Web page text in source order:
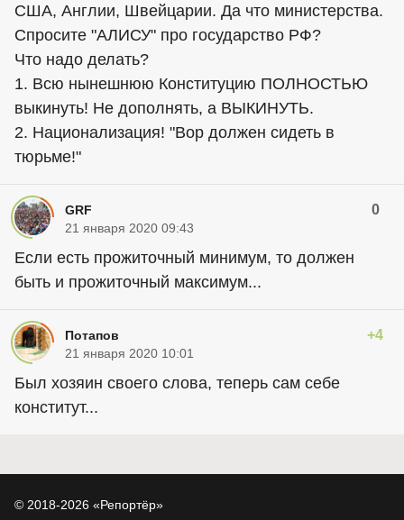
США, Англии, Швейцарии. Да что министерства.
Спросите "АЛИСУ" про государство РФ?
Что надо делать?
1. Всю нынешнюю Конституцию ПОЛНОСТЬЮ
выкинуть! Не дополнять, а ВЫКИНУТЬ.
2. Национализация! "Вор должен сидеть в
тюрьме!"
GRF 0
21 января 2020 09:43
Если есть прожиточный минимум, то должен
быть и прожиточный максимум...
Потапов +4
21 января 2020 10:01
Был хозяин своего слова, теперь сам себе
конститут...
© 2018-2026 «Репортёр»